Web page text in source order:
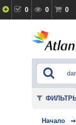
0 0 0
Начало